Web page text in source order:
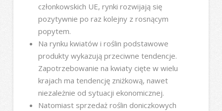
członkowskich UE, rynki rozwijają się
pozytywnie po raz kolejny z rosnącym
popytem.
Na rynku kwiatów i roślin podstawowe
produkty wykazują przeciwne tendencje.
Zapotrzebowanie na kwiaty cięte w wielu
krajach ma tendencję zniżkową, nawet
niezależnie od sytuacji ekonomicznej.
Natomiast sprzedaż roślin doniczkowych